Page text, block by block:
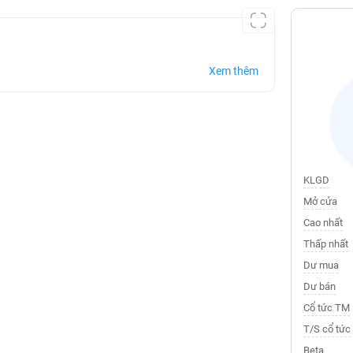
Xem thêm
KLGD
Mở cửa
Cao nhất
Thấp nhất
Dư mua
Dư bán
Cổ tức TM
T/S cổ tức
Beta